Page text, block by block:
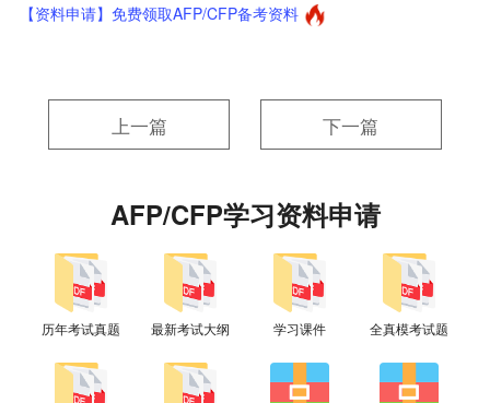
【资料申请】免费领取AFP/CFP备考资料
上一篇 下一篇
AFP/CFP学习资料申请
历年考试真题 最新考试大纲 学习课件 全真模考试题